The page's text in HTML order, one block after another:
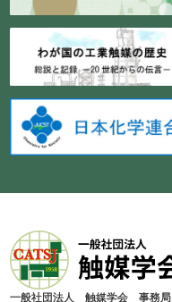
⼀般社団法⼈ 触媒学会 事務局